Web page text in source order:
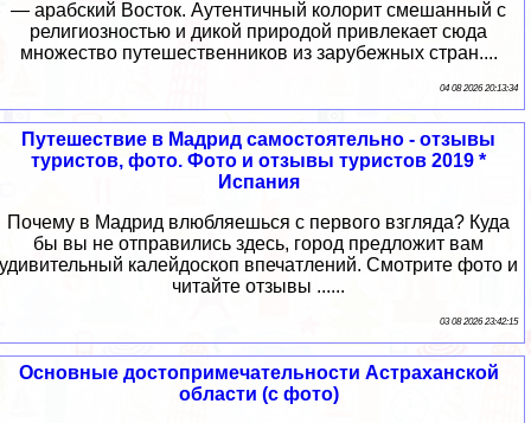
— арабский Восток. Аутентичный колорит смешанный с
религиозностью и дикой природой привлекает сюда
множество путешественников из зарубежных стран....
04 08 2026 20:13:34
Путешествие в Мадрид самостоятельно - отзывы
туристов, фото. Фото и отзывы туристов 2019 *
Испания
Почему в Мадрид влюбляешься с первого взгляда? Куда
бы вы не отправились здесь, город предложит вам
удивительный калейдоскоп впечатлений. Смотрите фото и
читайте отзывы ......
03 08 2026 23:42:15
Основные достопримечательности Астраханской
области (с фото)